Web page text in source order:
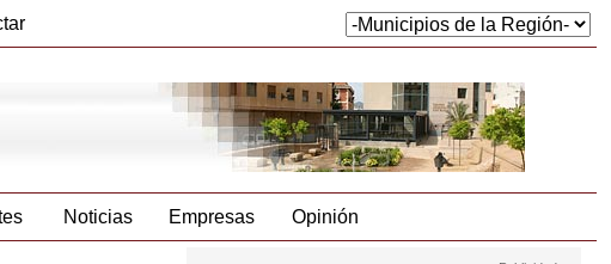
Noticias Empresas Opinión